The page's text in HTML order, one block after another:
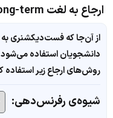
ارجاع به لغت long-term
از آن‌جا که فست‌دیکشنری
دانشجویان استفاده
روش‌های ارجاع زیر استفاده
شیوه‌ی رفرنس‌دهی: